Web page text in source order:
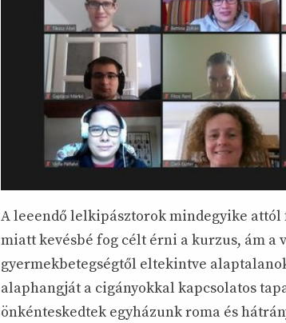
A leeendő lelkipásztorok mindegyike
miatt kevésbé fog célt érni a kurzus, ám a
gyermekbetegségtől eltekintve
alaphangját a cigányokkal kapcsolatos
önkénteskedtek egyházunk roma és